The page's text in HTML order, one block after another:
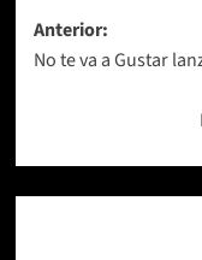
Navegación
de
Anterior:
No te va a Gustar